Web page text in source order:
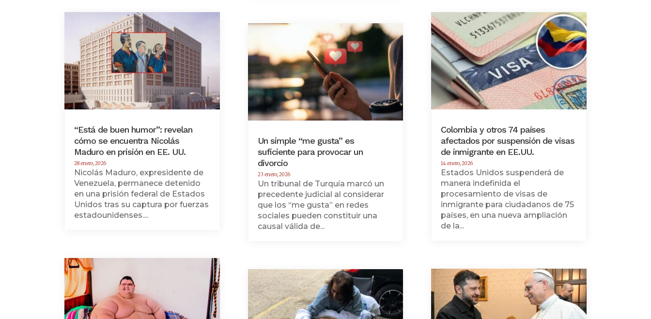
“Está de buen humor”: revelan
cómo se encuentra Nicolás
Maduro en prisión en EE. UU.
28 enero, 2026
Nicolás Maduro, expresidente de
Venezuela, permanece detenido
en una prisión federal de Estados
Unidos tras su captura por fuerzas
estadounidenses....
Un simple “me gusta” es
suficiente para provocar un
divorcio
23 enero, 2026
Un tribunal de Turquía marcó un
precedente judicial al considerar
que los “me gusta” en redes
sociales pueden constituir una
causal válida de...
Colombia y otros 74 países
afectados por suspensión de visas
de inmigrante en EE.UU.
14 enero, 2026
Estados Unidos suspenderá de
manera indefinida el
procesamiento de visas de
inmigrante para ciudadanos de 75
países, en una nueva ampliación
de la...